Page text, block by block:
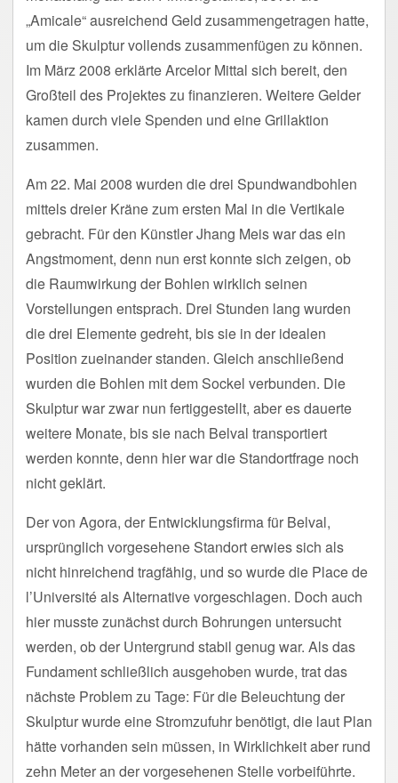
„Amicale“ ausreichend Geld zusammengetragen hatte,
um die Skulptur vollends zusammenfügen zu können.
Im März 2008 erklärte Arcelor Mittal sich bereit, den
Großteil des Projektes zu finanzieren. Weitere Gelder
kamen durch viele Spenden und eine Grillaktion
zusammen.
Am 22. Mai 2008 wurden die drei Spundwandbohlen
mittels dreier Kräne zum ersten Mal in die Vertikale
gebracht. Für den Künstler Jhang Meis war das ein
Angstmoment, denn nun erst konnte sich zeigen, ob
die Raumwirkung der Bohlen wirklich seinen
Vorstellungen entsprach. Drei Stunden lang wurden
die drei Elemente gedreht, bis sie in der idealen
Position zueinander standen. Gleich anschließend
wurden die Bohlen mit dem Sockel verbunden. Die
Skulptur war zwar nun fertiggestellt, aber es dauerte
weitere Monate, bis sie nach Belval transportiert
werden konnte, denn hier war die Standortfrage noch
nicht geklärt.
Der von Agora, der Entwicklungsfirma für Belval,
ursprünglich vorgesehene Standort erwies sich als
nicht hinreichend tragfähig, und so wurde die Place de
l’Université als Alternative vorgeschlagen. Doch auch
hier musste zunächst durch Bohrungen untersucht
werden, ob der Untergrund stabil genug war. Als das
Fundament schließlich ausgehoben wurde, trat das
nächste Problem zu Tage: Für die Beleuchtung der
Skulptur wurde eine Stromzufuhr benötigt, die laut Plan
hätte vorhanden sein müssen, in Wirklichkeit aber rund
zehn Meter an der vorgesehenen Stelle vorbeiführte.